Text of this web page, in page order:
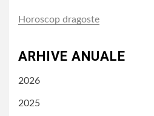
Horoscop dragoste
ARHIVE ANUALE
2026
2025